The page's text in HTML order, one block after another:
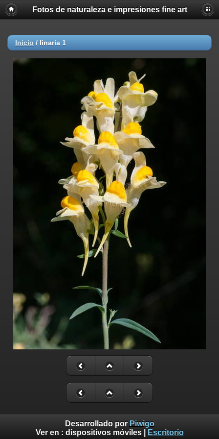
Fotos de naturaleza e impresiones fine art
Inicio / linaria 1
Desarrollado por Piwigo
Ver en : dispositivos móviles| Escritorio